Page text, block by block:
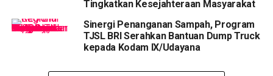
Tingkatkan Kesejahteraan Masyarakat
Sinergi Penanganan Sampah, Program
TJSL BRI Serahkan Bantuan Dump Truck
kepada Kodam IX/Udayana